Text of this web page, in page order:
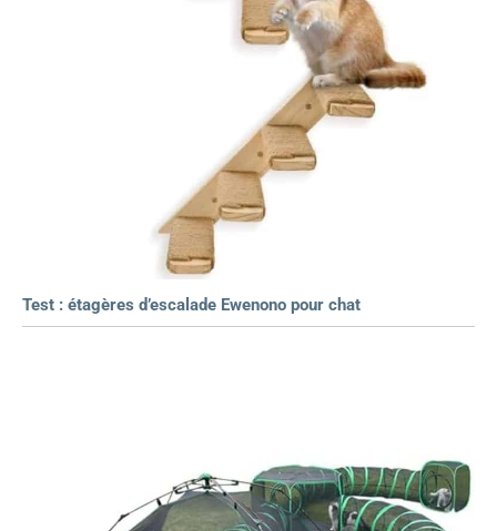
Test : étagères d’escalade Ewenono pour chat